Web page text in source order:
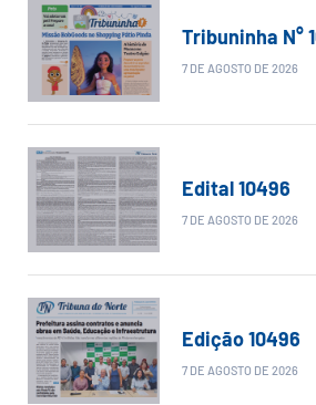
Tribuninha N°
7 DE AGOSTO DE 2026
Edital 10496
7 DE AGOSTO DE 2026
Edição 10496
7 DE AGOSTO DE 2026